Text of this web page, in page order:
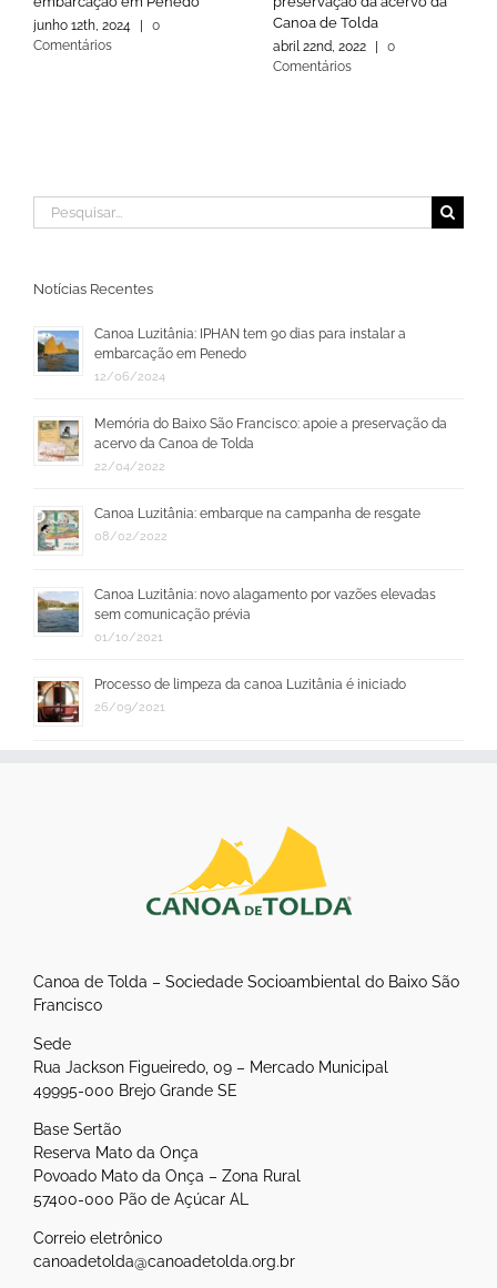
junho 12th, 2024
0
Comentários
Canoa de Tolda
abril 22nd, 2022
0
Comentários
Buscar
resultados
Notícias Recentes
Canoa Luzitânia: IPHAN tem 90 dias para instalar a
embarcação em Penedo
12/06/2024
Memória do Baixo São Francisco: apoie a preservação da
acervo da Canoa de Tolda
22/04/2022
Canoa Luzitânia: embarque na campanha de resgate
08/02/2022
Canoa Luzitânia: novo alagamento por vazões elevadas
sem comunicação prévia
01/10/2021
Processo de limpeza da canoa Luzitânia é iniciado
26/09/2021
Canoa de Tolda – Sociedade Socioambiental do Baixo São
Francisco
Sede
Rua Jackson Figueiredo, 09 – Mercado Municipal
49995-000 Brejo Grande SE
Base Sertão
Reserva Mato da Onça
Povoado Mato da Onça – Zona Rural
57400-000 Pão de Açúcar AL
Correio eletrônico
canoadetolda@canoadetolda.org.br